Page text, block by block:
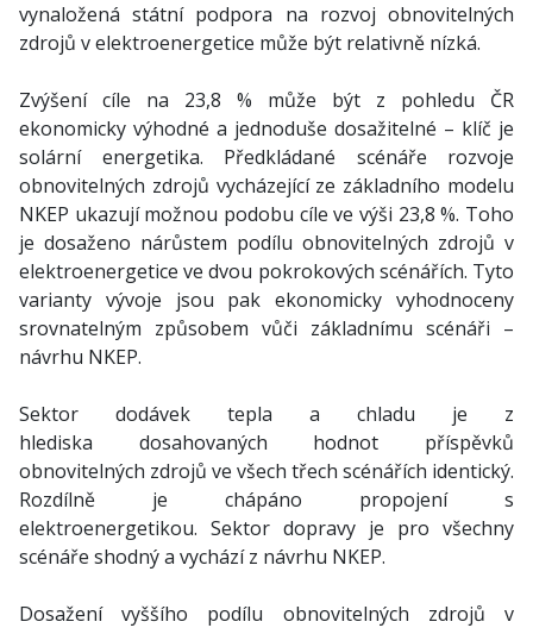
vynaložená státní podpora na rozvoj obnovitelných
zdrojů v elektroenergetice může být relativně nízká.
Zvýšení cíle na 23,8 % může být z pohledu ČR
ekonomicky výhodné a jednoduše dosažitelné – klíč je
solární energetika. Předkládané scénáře rozvoje
obnovitelných zdrojů vycházející ze základního modelu
NKEP ukazují možnou podobu cíle ve výši 23,8 %. Toho
je dosaženo nárůstem podílu obnovitelných zdrojů v
elektroenergetice ve dvou pokrokových scénářích. Tyto
varianty vývoje jsou pak ekonomicky vyhodnoceny
srovnatelným způsobem vůči základnímu scénáři –
návrhu NKEP.
Sektor dodávek tepla a chladu je z
hlediska dosahovaných hodnot příspěvků
obnovitelných zdrojů ve všech třech scénářích identický.
Rozdílně je chápáno propojení s
elektroenergetikou. Sektor dopravy je pro všechny
scénáře shodný a vychází z návrhu NKEP.
Dosažení vyššího podílu obnovitelných zdrojů v